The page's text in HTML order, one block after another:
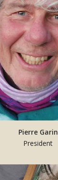
Pierre Garin
President